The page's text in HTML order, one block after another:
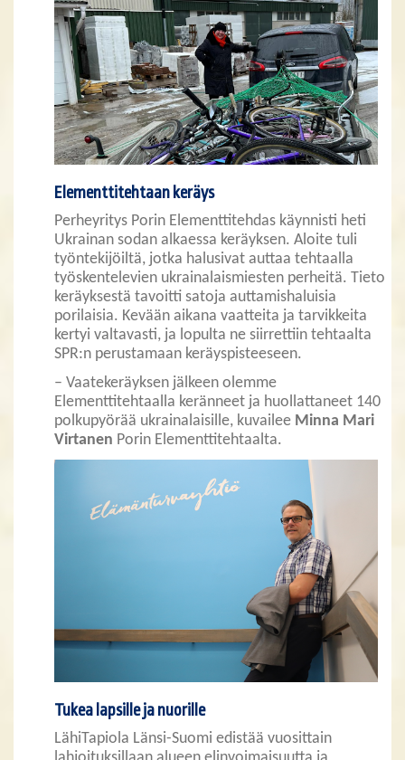
Elementtitehtaan keräys
Perheyritys Porin Elementtitehdas käynnisti heti
Ukrainan sodan alkaessa keräyksen. Aloite tuli
työntekijöiltä, jotka halusivat auttaa tehtaalla
työskentelevien ukrainalaismiesten perheitä. Tieto
keräyksestä tavoitti satoja auttamishaluisia
porilaisia. Kevään aikana vaatteita ja tarvikkeita
kertyi valtavasti, ja lopulta ne siirrettiin tehtaalta
SPR:n perustamaan keräyspisteeseen.
– Vaatekeräyksen jälkeen olemme
Elementtitehtaalla keränneet ja huollattaneet 140
polkupyörää ukrainalaisille, kuvailee Minna Mari
Virtanen Porin Elementtitehtaalta.
Tukea lapsille ja nuorille
LähiTapiola Länsi-Suomi edistää vuosittain